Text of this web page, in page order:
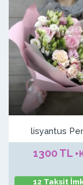
lisyantus
1300 TL
12 Taksit